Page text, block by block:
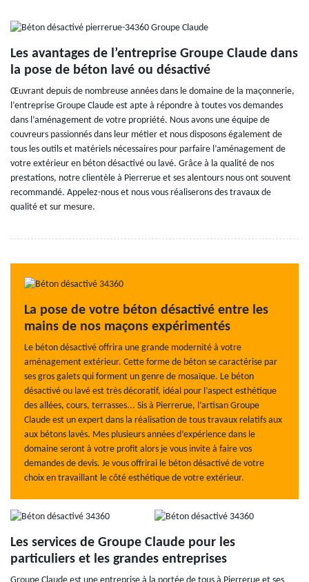
Les avantages de l’entreprise Groupe Claude dans
la pose de béton lavé ou désactivé
Œuvrant depuis de nombreuse années dans le domaine de la maçonnerie,
l’entreprise Groupe Claude est apte à répondre à toutes vos demandes
dans l’aménagement de votre propriété. Nous avons une équipe de
couvreurs passionnés dans leur métier et nous disposons également de
tous les outils et matériels nécessaires pour parfaire l’aménagement de
votre extérieur en béton désactivé ou lavé. Grâce à la qualité de nos
prestations, notre clientèle à Pierrerue et ses alentours nous ont souvent
recommandé. Appelez-nous et nous vous réaliserons des travaux de
qualité et sur mesure.
La pose de votre béton désactivé entre les
mains de nos maçons expérimentés
Le béton désactivé offrira une grande modernité à votre
aménagement extérieur. Cette forme de béton se caractérise par
ses gros galets qui forment un genre de mosaïque. Le béton
désactivé ou lavé est très décoratif, idéal pour l’aspect esthétique
des allées, cours, terrasses... Sis à Pierrerue, l’artisan Groupe
Claude est un expert dans la réalisation de tous travaux relatifs aux
aux bétons lavés. Mes plusieurs années d’expérience dans le
domaine seront à votre profit alors je vous invite à faire vos
demandes de devis. Je vous offrirai le béton désactivé de votre
choix en travaillant le côté esthétique de votre extérieur.
Les services de Groupe Claude pour les
particuliers et les grandes entreprises